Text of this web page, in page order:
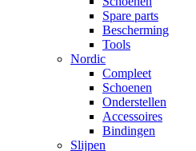
Spare parts
Bescherming
Tools
Nordic
Compleet
Schoenen
Onderstellen
Accessoires
Bindingen
Slijpen